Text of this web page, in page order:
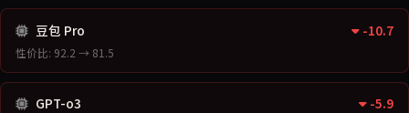
豆包 Pro -10.7
性价比: 92.2 → 81.5
GPT-o3 -5.9